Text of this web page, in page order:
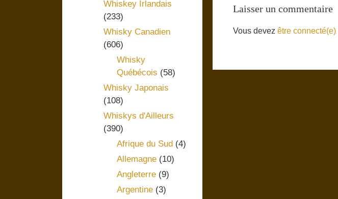
Laisser un commentaire
Vous devez être connecté(e)
Whiskey Irlandais
(233)
Whisky Canadien
(606)
Whisky
Québécois (58)
Whisky Japonais
(108)
Whiskys d'Ailleurs
(390)
Afrique du Sud(4)
Allemagne(10)
Angleterre(9)
Argentine(3)